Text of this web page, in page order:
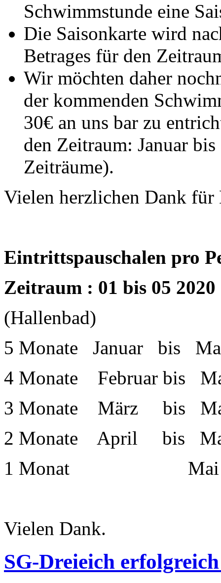
Schwimmstunde eine
Die Saisonkarte wird
Betrages für den
Wir möchten daher
der kommenden
30€ an uns bar zu
den Zeitraum: Januar
Zeiträume).
Vielen herzlichen Dank für
Eintrittspauschalen pro
Zeitraum : 01 bis 05
(Hallenbad)
5 Monate Januar bis
4 Monate Februar bis
3 Monate März bis
2 Monate April bis
1 Monat Mai
Vielen Dank.
SG-Dreieich